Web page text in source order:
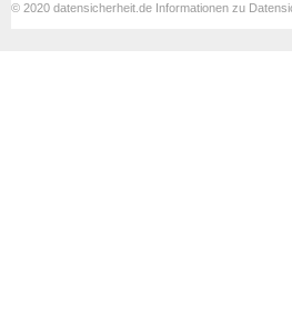
© 2020 datensicherheit.de Informationen zu